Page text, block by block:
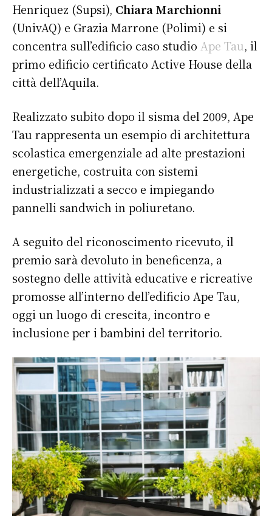
Henriquez (Supsi), Chiara Marchionni
(UnivAQ) e Grazia Marrone (Polimi) e si
concentra sull’edificio caso studio Ape Tau, il
primo edificio certificato Active House della
città dell’Aquila.
Realizzato subito dopo il sisma del 2009, Ape
Tau rappresenta un esempio di architettura
scolastica emergenziale ad alte prestazioni
energetiche, costruita con sistemi
industrializzati a secco e impiegando
pannelli sandwich in poliuretano.
A seguito del riconoscimento ricevuto, il
premio sarà devoluto in beneficenza, a
sostegno delle attività educative e ricreative
promosse all’interno dell’edificio Ape Tau,
oggi un luogo di crescita, incontro e
inclusione per i bambini del territorio.